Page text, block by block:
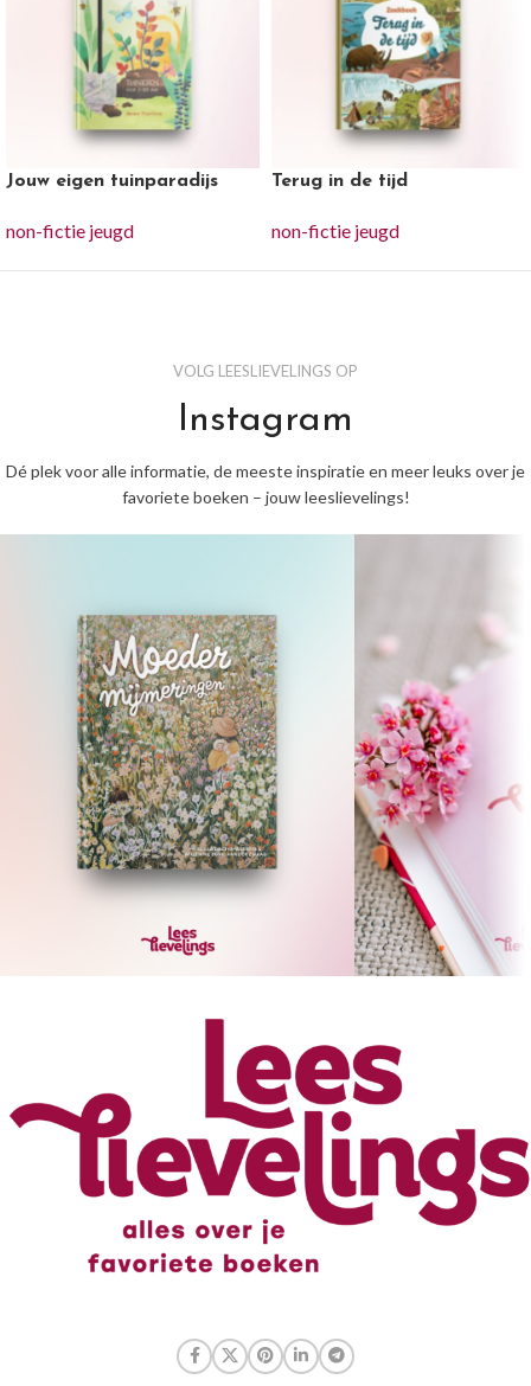
Jouw eigen tuinparadijs
non-fictie jeugd
Terug in de tijd
non-fictie jeugd
VOLG LEESLIEVELINGS OP
Instagram
Dé plek voor alle informatie, de meeste inspiratie en meer leuks over je
favoriete boeken – jouw leeslievelings!